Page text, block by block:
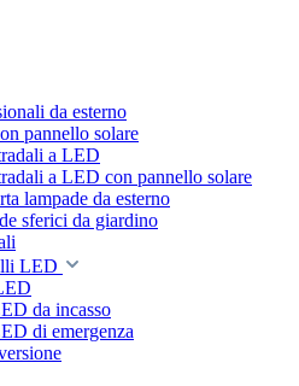
da esterno
pannello solare
a LED
a LED con pannello solare
lampade da esterno
sferici da giardino
LED
da incasso
di emergenza